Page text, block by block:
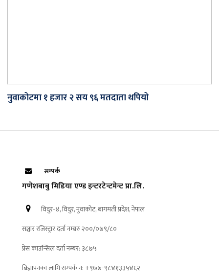
नुवाकोटमा १ हजार २ सय ९६ मतदाता थपियो
सम्पर्क
गणेशबाबु मिडिया एण्ड इन्टरटेन्टमेन्ट प्रा.लि.
विदुर-४, विदुर, नुवाकोट, बागमती प्रदेश, नेपाल
सञ्चार रजिस्ट्रार दर्ता नम्बरः २००/०७९/८०
प्रेस काउन्सिल दर्ता नम्बर: ३८७५
बिज्ञापनका लागि सम्पर्क न: +९७७-९८४१३३५४६२